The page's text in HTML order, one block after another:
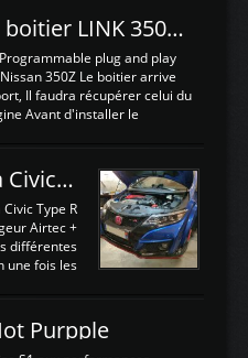
Test du boitier LINK 350Z Plugin ECU
plug and play
350Z Le boitier arrive
Il faudra récupérer celui du
Avant d'installer le
de la large bande
sydney sweeney deepfake
de l'afr sera connectée sur
8 et GndAN pour
Volt car l'information est une
une résistance variable d'un
brancher le ...
Préparation Honda Civic Type R FK2
Type R
Airtec +
différentes
une fois les
inferieur,
ou le
Purpple